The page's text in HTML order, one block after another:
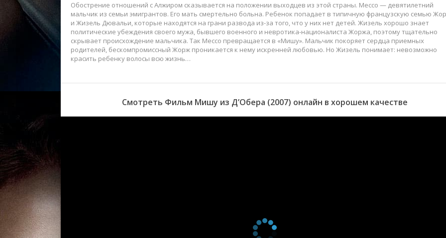
Обострение отношений с Алжиром сказывается на положении выходцев из этой страны. Мессо — девятилетний
мальчик из семьи эмигрантов. Его мать смертельно больна. Ребенок попадает в типичную французскую семью
и Жизель Дювальи, которые находятся на грани развода из-за того, что у них нет детей. Жизель хорошо знает
политические убеждения своего мужа, бывшего военного и невротика-националиста Жоржа, поэтому тщательно
скрывает происхождение мальчика. Так Мессо превращается в «Мишу». Мальчик покоряет сердца приемных
родителей, бескомпромиссный Жорж проникается к нему искренней любовью. Но Жизель понимает: невозможно
красить ребенку волосы всю жизнь…
Смотреть Фильм Мишу из Д’Обера (2007) онлайн в хорошем качестве